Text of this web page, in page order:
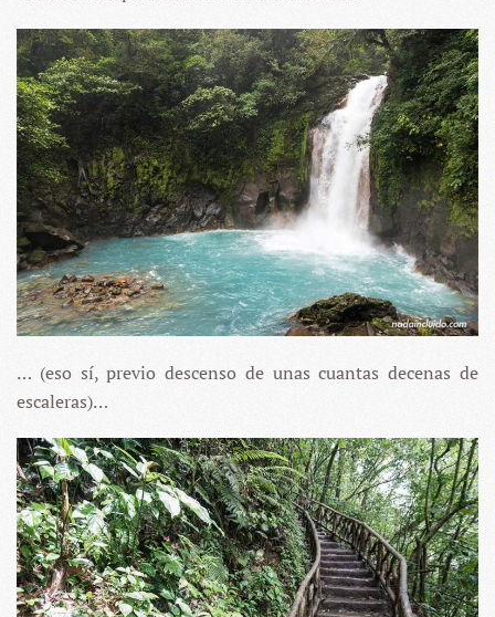
… (eso sí, previo descenso de unas cuantas decenas de
escaleras)…